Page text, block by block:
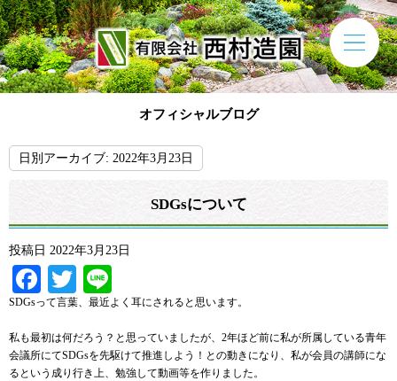
オフィシャルブログ
日別アーカイブ: 2022年3月23日
SDGsについて
投稿日 2022年3月23日
Facebook
Twitter
SDGsって言葉、最近よく耳にされると思います。
私も最初は何だろう？と思っていましたが、2年ほど前に私が所属している青年
会議所にてSDGsを先駆けて推進しよう！との動きになり、私が会員の講師にな
るという成り行き上、勉強して動画等を作りました。